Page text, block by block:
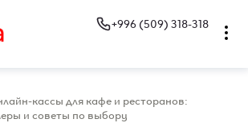
+996 (509) 318-318
кассы для кафе и ресторанов:
и советы по выбору